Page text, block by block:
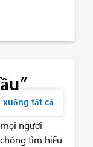
xuống tất cả
người
tìm hiểu